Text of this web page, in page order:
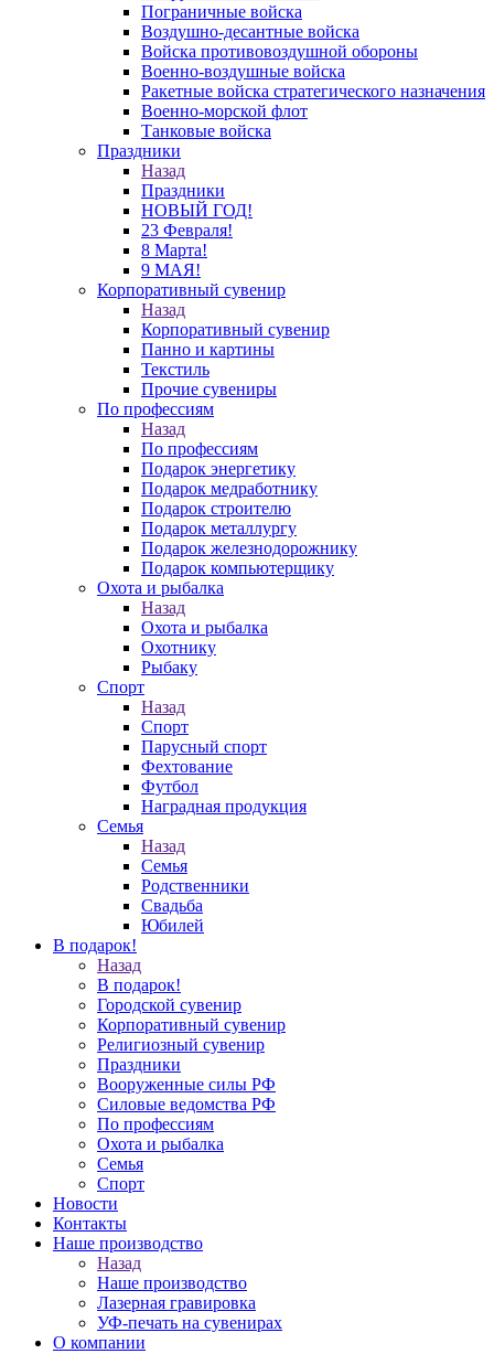
Пограничные войска
Воздушно-десантные войска
Войска противовоздушной обороны
Военно-воздушные войска
Ракетные войска стратегического назначения
Военно-морской флот
Танковые войска
Праздники
Назад
Праздники
НОВЫЙ ГОД!
23 Февраля!
8 Марта!
9 МАЯ!
Корпоративный сувенир
Назад
Корпоративный сувенир
Панно и картины
Текстиль
Прочие сувениры
По профессиям
Назад
По профессиям
Подарок энергетику
Подарок медработнику
Подарок строителю
Подарок металлургу
Подарок железнодорожнику
Подарок компьютерщику
Охота и рыбалка
Назад
Охота и рыбалка
Охотнику
Рыбаку
Спорт
Назад
Спорт
Парусный спорт
Фехтование
Футбол
Наградная продукция
Семья
Назад
Семья
Родственники
Свадьба
Юбилей
В подарок!
Назад
В подарок!
Городской сувенир
Корпоративный сувенир
Религиозный сувенир
Праздники
Вооруженные силы РФ
Силовые ведомства РФ
По профессиям
Охота и рыбалка
Семья
Спорт
Новости
Контакты
Наше производство
Назад
Наше производство
Лазерная гравировка
УФ-печать на сувенирах
О компании